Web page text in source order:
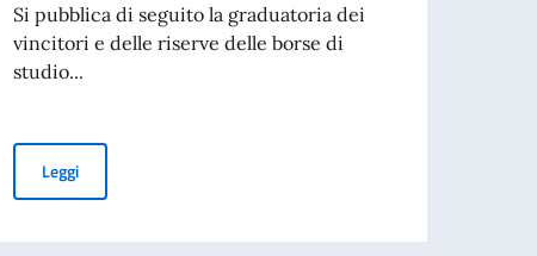
Italiano per l'Anno accademico 2026-27 - GHANA
Si pubblica di seguito la graduatoria dei
vincitori e delle riserve delle borse di
studio...
LeggiGraduatoria dei vincitori delle borse di studio offerte dal